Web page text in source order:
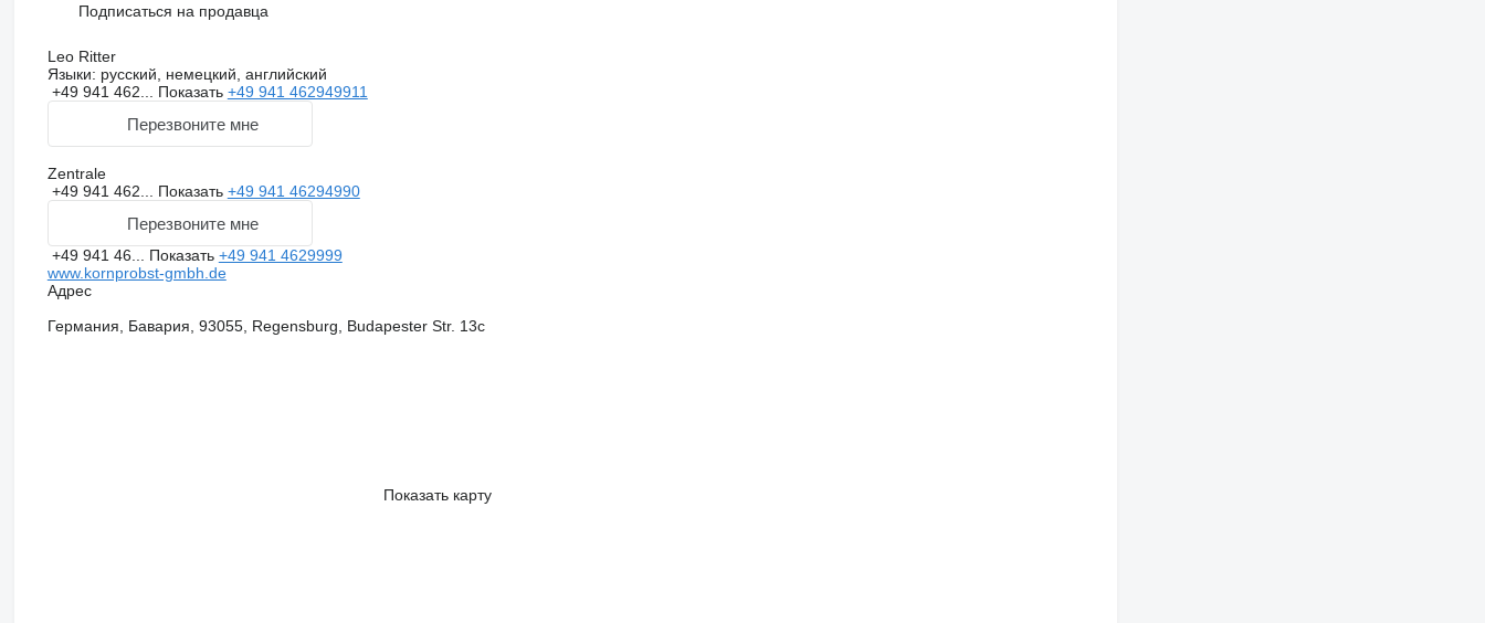
Подписаться на продавца
Leo Ritter
Языки: русский, немецкий, английский
+49 941 462... Показать +49 941 462949911
Перезвоните мне
Zentrale
+49 941 462... Показать +49 941 46294990
Перезвоните мне
+49 941 46... Показать +49 941 4629999
www.kornprobst-gmbh.de
Адрес
Германия, Бавария, 93055, Regensburg, Budapester Str. 13c
Показать карту